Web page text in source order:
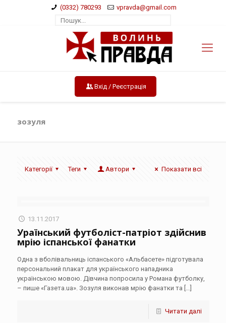
(0332) 780293 vpravda@gmail.com
Вхід / Реєстрація
зозуля
Категорії Теги Автори Показати всі
13.11.2017
Ураїнський футболіст-патріот здійснив
мрію іспанської фанатки
Одна з вболівальниць іспанського «Альбасете» підготувала
персональний плакат для українського нападника
українською мовою. Дівчина попросила у Романа футболку,
– пише «Газета.ua». Зозуля виконав мрію фанатки та […]
Читати далі